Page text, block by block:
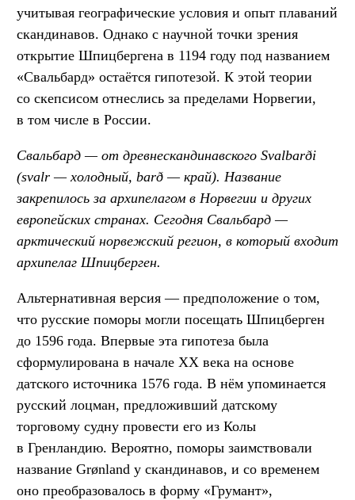
учитывая географические условия и опыт плаваний
скандинавов. Однако с научной точки зрения
открытие Шпицбергена в 1194 году под названием
«Свальбард» остаётся гипотезой. К этой теории
со скепсисом отнеслись за пределами Норвегии,
в том числе в России.
Свальбард — от древнескандинавского Svalbarði
(svalr — холодный, barð — край). Название
закрепилось за архипелагом в Норвегии и других
европейских странах. Сегодня Свальбард —
арктический норвежский регион, в который входит
архипелаг Шпицберген.
Альтернативная версия — предположение о том,
что русские поморы могли посещать Шпицберген
до 1596 года. Впервые эта гипотеза была
сформулирована в начале XX века на основе
датского источника 1576 года. В нём упоминается
русский лоцман, предложивший датскому
торговому судну провести его из Колы
в Гренландию. Вероятно, поморы заимствовали
название Grønland у скандинавов, и со временем
оно преобразовалось в форму «Грумант»,